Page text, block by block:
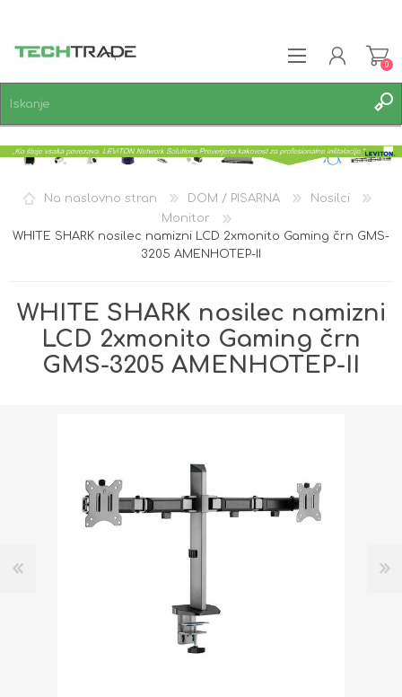
PRIJAVA
0
Na naslovno stran DOM / PISARNA
Nosilci
Monitor
WHITE SHARK nosilec namizni LCD 2xmonito Gaming črn GMS-
3205 AMENHOTEP-II
WHITE SHARK nosilec namizni
LCD 2xmonito Gaming črn
GMS-3205 AMENHOTEP-II